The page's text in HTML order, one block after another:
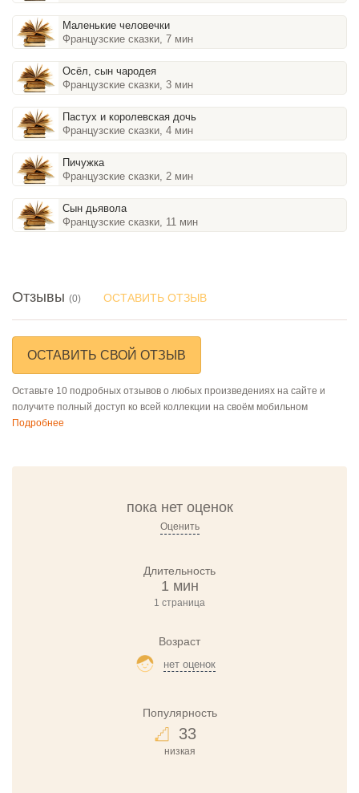
Маленькие человечки
Французские сказки, 7 мин
Осёл, сын чародея
Французские сказки, 3 мин
Пастух и королевская дочь
Французские сказки, 4 мин
Пичужка
Французские сказки, 2 мин
Сын дьявола
Французские сказки, 11 мин
Отзывы (0) ОСТАВИТЬ ОТЗЫВ
ОСТАВИТЬ СВОЙ ОТЗЫВ
Оставьте 10 подробных отзывов о любых произведениях на сайте и
получите полный доступ ко всей коллекции на своём мобильном
Подробнее
пока нет оценок
Оценить
Длительность
1 мин
1 страница
Возраст
нет оценок
Популярность
33
низкая